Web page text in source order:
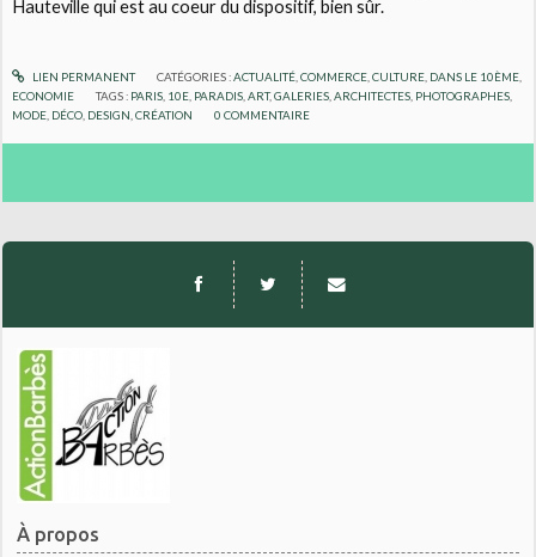
À propos
Hauteville qui est au coeur du dispositif, bien sûr.
LIEN PERMANENT CATÉGORIES :ACTUALITÉ, COMMERCE, CULTURE, DANS LE 10ÈME,
ECONOMIE
TAGS : PARIS 10E PARADIS ,ART,GALERIES ,ARCHITECTES PHOTOGRAPHES
MODE DÉCO DESIGN ,CRÉATION 0 COMMENTAIRE